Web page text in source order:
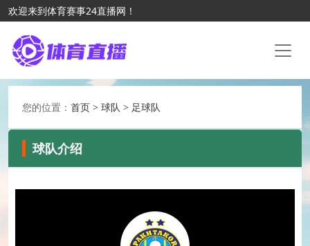
欢迎来到体育赛事24直播网！
您的位置： 首页 > 球队 > 足球队
球队介绍